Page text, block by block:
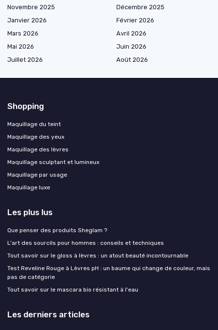
Novembre 2025
Décembre 2025
Janvier 2026
Février 2026
Mars 2026
Avril 2026
Mai 2026
Juin 2026
Juillet 2026
Août 2026
Shopping
Maquillage du teint
Maquillage des yeux
Maquillage des lèvres
Maquillage sculptant et lumineux
Maquillage par usage
Maquillage luxe
Les plus lus
Que penser des produits Sheglam ?
L'art des sourcils pour hommes : conseils et techniques
Tout savoir sur le gloss à lèvres : un atout beauté incontournable
Test Reveline Rouge à Lèvres pH : un baume qui change de couleur, mais
pas de catégorie
Tout savoir sur le mascara bio résistant à l'eau
Les derniers articles